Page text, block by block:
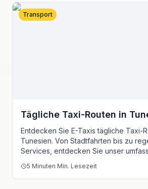
Transport
Tägliche Taxi-Routen in
Entdecken Sie E-Taxis tägliche Taxi-
Tunesien. Von Stadtfahrten bis zu
Services, entdecken Sie unser
5 Minuten Min. Lesezeit